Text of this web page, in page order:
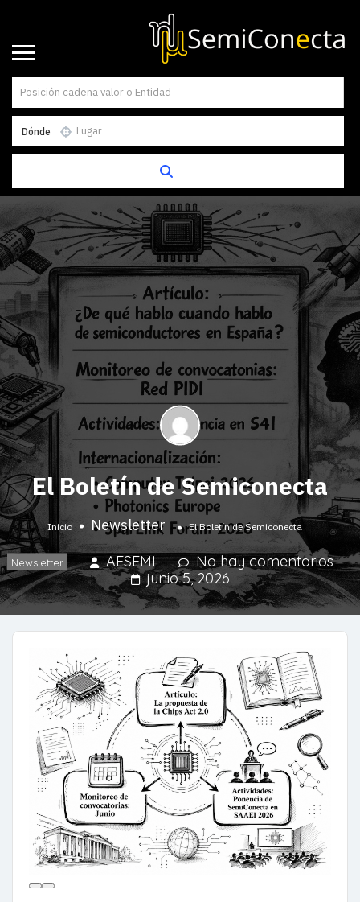
Dónde
El Boletín de Semiconecta​
Inicio Newsletter El Boletín de Semiconecta​
Newsletter AESEMI
No hay comentarios
junio 5, 2026